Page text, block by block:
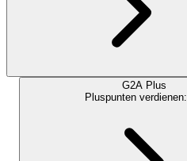
G2A Plus
Pluspunten verdienen: